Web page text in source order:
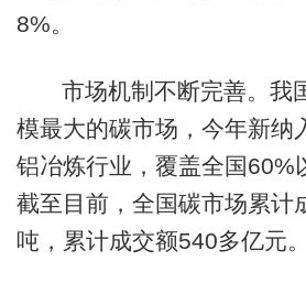
8%。
市场机制不断完善。我
模最大的碳市场，今年新纳
铝冶炼行业，覆盖全国60%
截至目前，全国碳市场累计
吨，累计成交额540多亿元。